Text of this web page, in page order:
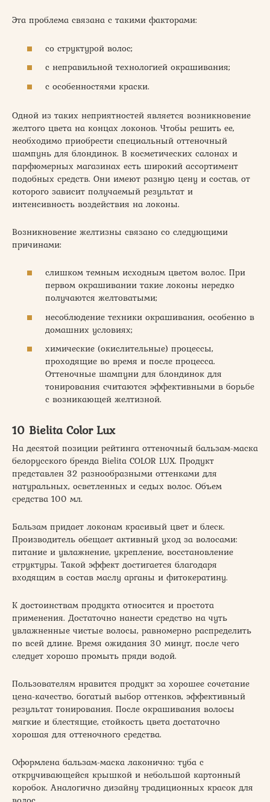
Эта проблема связана с такими факторами:
со структурой волос;
с неправильной технологией окрашивания;
с особенностями краски.
Одной из таких неприятностей является возникновение
желтого цвета на концах локонов. Чтобы решить ее,
необходимо приобрести специальный оттеночный
шампунь для блондинок. В косметических салонах и
парфюмерных магазинах есть широкий ассортимент
подобных средств. Они имеют разную цену и состав, от
которого зависит получаемый результат и
интенсивность воздействия на локоны.
Возникновение желтизны связано со следующими
причинами:
слишком темным исходным цветом волос. При
первом окрашивании такие локоны нередко
получаются желтоватыми;
несоблюдение техники окрашивания, особенно в
домашних условиях;
химические (окислительные) процессы,
проходящие во время и после процесса.
Оттеночные шампуни для блондинок для
тонирования считаются эффективными в борьбе
с возникающей желтизной.
10 Bielita Color Lux
На десятой позиции рейтинга оттеночный бальзам-маска
белорусского бренда Bielita COLOR LUX. Продукт
представлен 32 разнообразными оттенками для
натуральных, осветленных и седых волос. Объем
средства 100 мл.
Бальзам придает локонам красивый цвет и блеск.
Производитель обещает активный уход за волосами:
питание и увлажнение, укрепление, восстановление
структуры. Такой эффект достигается благодаря
входящим в состав маслу арганы и фитокератину.
К достоинствам продукта относится и простота
применения. Достаточно нанести средство на чуть
увлажненные чистые волосы, равномерно распределить
по всей длине. Время ожидания 30 минут, после чего
следует хорошо промыть пряди водой.
Пользователям нравится продукт за хорошее сочетание
цена-качество, богатый выбор оттенков, эффективный
результат тонирования. После окрашивания волосы
мягкие и блестящие, стойкость цвета достаточно
хорошая для оттеночного средства.
Оформлена бальзам-маска лаконично: туба с
откручивающейся крышкой и небольшой картонный
коробок. Аналогично дизайну традиционных красок для